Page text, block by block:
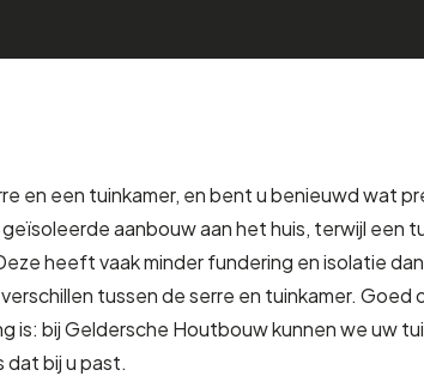
en een tuinkamer, en bent u benieuwd wat
aanbouw aan het huis, terwijl een
heeft vaak minder fundering en isolatie
tussen de serre en tuinkamer. Goed
is: bij Geldersche Houtbouw kunnen we uw
dat bij u past.